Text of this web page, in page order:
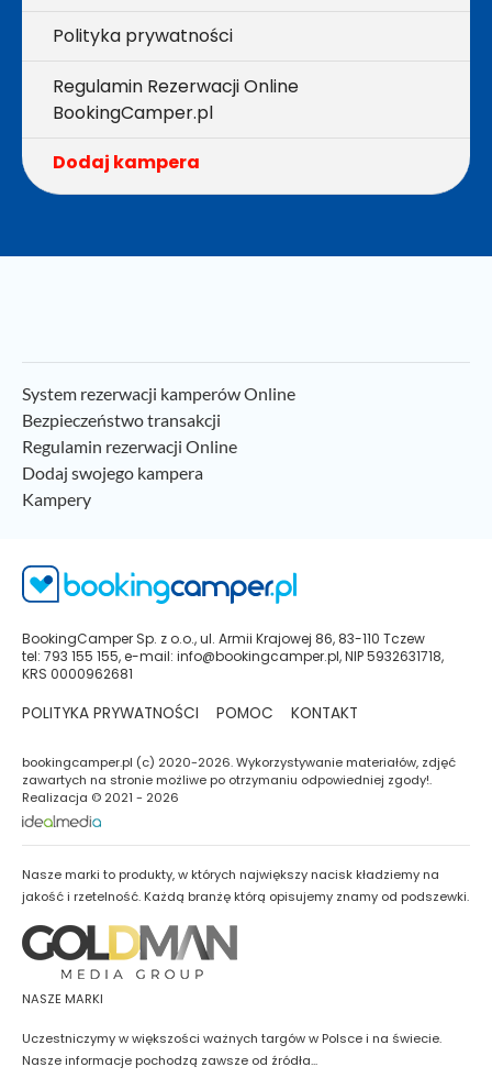
Polityka prywatności
Regulamin Rezerwacji Online
BookingCamper.pl
Dodaj kampera
System rezerwacji kamperów Online
Bezpieczeństwo transakcji
Regulamin rezerwacji Online
Dodaj swojego kampera
Kampery
BookingCamper Sp. z o.o., ul. Armii Krajowej 86, 83-110 Tczew
tel: 793 155 155, e-mail: info@bookingcamper.pl, NIP 5932631718,
KRS 0000962681
POLITYKA PRYWATNOŚCI POMOC KONTAKT
bookingcamper.pl (c) 2020-2026. Wykorzystywanie materiałów, zdjęć
zawartych na stronie możliwe po otrzymaniu odpowiedniej zgody!.
Realizacja © 2021 - 2026
Nasze marki to produkty, w których największy nacisk kładziemy na
jakość i rzetelność. Każdą branżę którą opisujemy znamy od podszewki.
NASZE MARKI
Uczestniczymy w większości ważnych targów w Polsce i na świecie.
Nasze informacje pochodzą zawsze od źródła...